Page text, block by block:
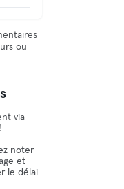
ou
via
noter
et
le délai